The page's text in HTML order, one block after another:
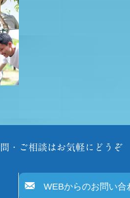
・ご相談はお気軽にどうぞ
WEBからのお問い合